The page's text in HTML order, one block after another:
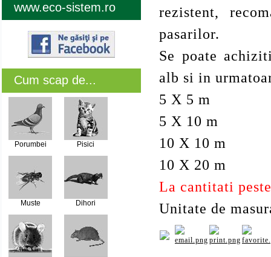
www.eco-sistem.ro
Cum scap de...
Porumbei Pisici
Muste Dihori
rezistent,
pasarilor.
Se poate
alb si in
5 X 5 m
5 X 10 m
10 X 10 m
10 X 20 m
La cantitati
Unitate de